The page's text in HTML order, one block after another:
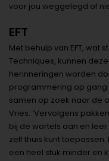
voor jou weggelegd of
EFT
Met behulp van EFT, wat
Techniques, kunnen
herinneringen worden
programmering op gang
samen op zoek naar de
Vries. ‘Vervolgens
bij de wortels aan en
zelf thuis kunt
een heel stuk minder en